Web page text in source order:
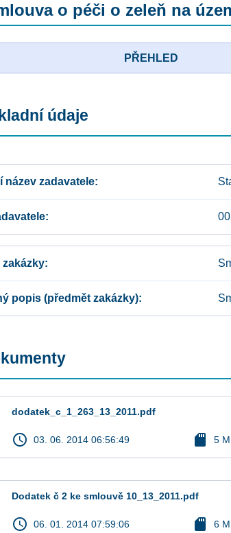
o péči o zeleň na
PŘEHLED
údaje
název zadavatele
zakázky
popis (předmět zakázky)
dodatek_c_1_263_13_2011.pdf
access_time 03. 06. 2014 06:56:49 sd_card 5
Dodatek č 2 ke smlouvě 10_13_2011.pdf
access_time 06. 01. 2014 07:59:06 sd_card 6